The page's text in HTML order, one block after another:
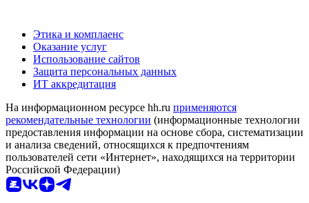
Этика и комплаенс
Оказание услуг
Использование сайтов
Защита персональных данных
ИТ аккредитация
На информационном ресурсе hh.ru применяются
рекомендательные технологии (информационные технологии
предоставления информации на основе сбора, систематизации
и анализа сведений, относящихся к предпочтениям
пользователей сети «Интернет», находящихся на территории
Российской Федерации)